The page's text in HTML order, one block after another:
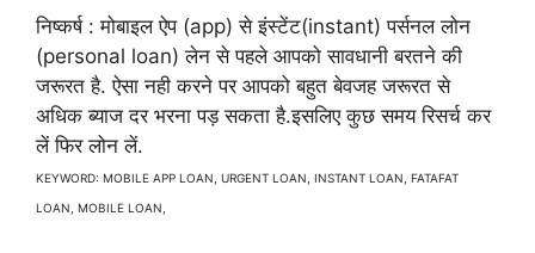
निष्कर्ष : मोबाइल ऐप (app) से इंस्टेंट(instant) पर्सनल लोन
(personal loan) लेन से पहले आपको सावधानी बरतने की
जरूरत है. ऐसा नही करने पर आपको बहुत बेवजह जरूरत से
अधिक ब्याज दर भरना पड़ सकता है.इसलिए कुछ समय रिसर्च कर
लें फिर लोन लें.
KEYWORD: MOBILE APP LOAN, URGENT LOAN, INSTANT LOAN, FATAFAT
LOAN, MOBILE LOAN,